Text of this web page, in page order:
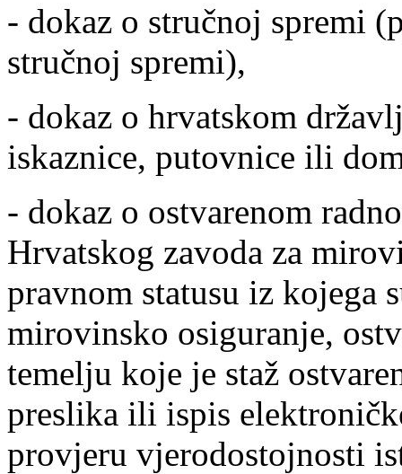
- dokaz o stručnoj spremi
stručnoj spremi),
- dokaz o hrvatskom
iskaznice, putovnice ili
- dokaz o ostvarenom
Hrvatskog zavoda za
pravnom statusu iz kojega
mirovinsko osiguranje,
temelju koje je staž
preslika ili ispis
provjeru vjerodostojnosti